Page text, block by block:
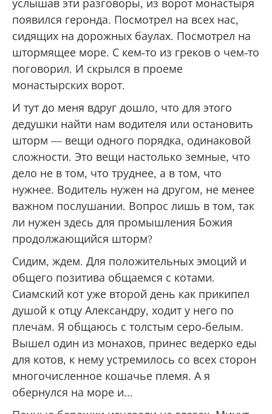
нас обязательно отправят в Уранополис, а
пока нам стоит сидеть и ждать. Благословили
ждать — вышли в монастырскую беседку,
сидим и ждем. В беседке нас стали
расспрашивать, как мы будем отъезжать и
услышав эти разговоры, из ворот монастыря
появился геронда. Посмотрел на всех нас,
сидящих на дорожных баулах. Посмотрел на
штормящее море. С кем-то из греков о чем-то
поговорил. И скрылся в проеме
монастырских ворот.
И тут до меня вдруг дошло, что для этого
дедушки найти нам водителя или остановить
сложности. Это вещи настолько земные, что
дело не в том, что труднее, а в том, что
нужнее. Водитель нужен на другом, не менее
важном послушании. Вопрос лишь в том, так
ли нужен здесь для промышления Божия
продолжающийся шторм?
Сидим, ждем. Для положительных эмоций и
общего позитива общаемся с котами.